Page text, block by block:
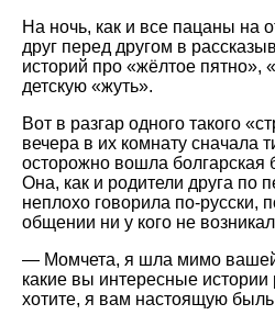
На ночь, как и все пацаны на
друг перед другом в
историй про «жёлтое пятно»,
детскую «жуть».
Вот в разгар одного такого
вечера в их комнату сначала
осторожно вошла болгарская
Она, как и родители друга по
неплохо говорила по-русски,
общении ни у кого не
— Момчета, я шла мимо
какие вы интересные истории
хотите, я вам настоящую